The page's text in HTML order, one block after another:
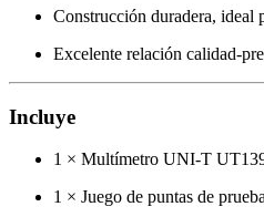
Construcción duradera, ideal
Excelente relación calidad-
Incluye
1 × Multímetro UNI-T
1 × Juego de puntas de prueba